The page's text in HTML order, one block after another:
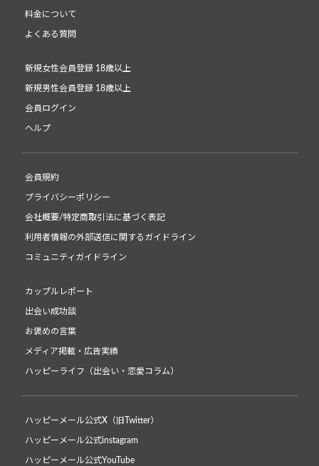
料金について
よくある質問
新規女性会員登録 18歳以上
新規男性会員登録 18歳以上
会員ログイン
ヘルプ
会員規約
プライバシーポリシー
会社概要/特定商取引法に基づく表記
利用者情報の外部送信に関するガイドライン
コミュニティガイドライン
カップルレポート
出会い成功談
お褒めの言葉
メディア掲載・広告実績
ハッピーライフ（出会い・恋愛コラム）
ハッピーメール公式X（旧Twitter）
ハッピーメール公式instagram
ハッピーメール公式YouTube